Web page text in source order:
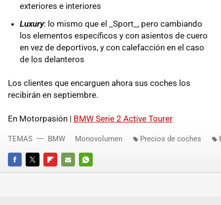
exteriores e interiores
Luxury: lo mismo que el _Sport_, pero cambiando
los elementos específicos y con asientos de cuero
en vez de deportivos, y con calefacción en el caso
de los delanteros
Los clientes que encarguen ahora sus coches los
recibirán en septiembre.
En Motorpasión | BMW Serie 2 Active Tourer
FACEBOOKTWITTERFLIPBOARD
E-
WHATSAPP
TEMAS BMW Monovolumen Precios de coches